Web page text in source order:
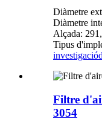
Diàmetre
Diàmetre
Alçada:
Tipus
investigació
Filtre
3054